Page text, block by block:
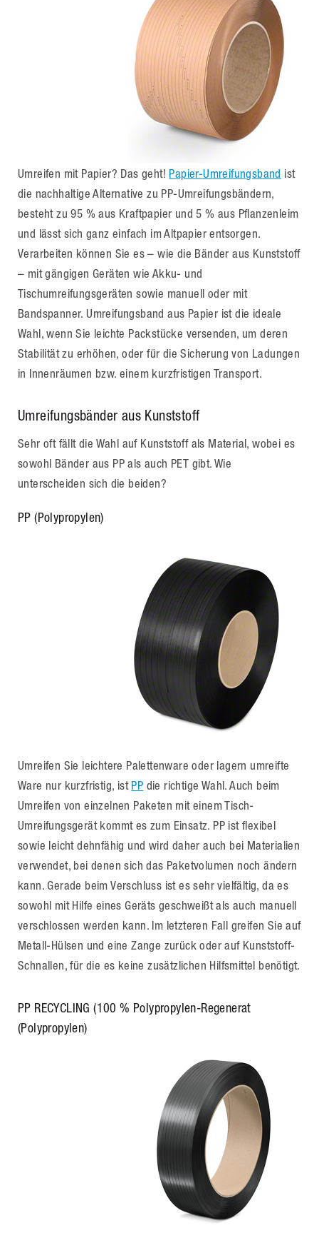
Umreifen mit Papier? Das geht! Papier-Umreifungsband ist
die nachhaltige Alternative zu PP-Umreifungsbändern,
besteht zu 95 % aus Kraftpapier und 5 % aus Pflanzenleim
und lässt sich ganz einfach im Altpapier entsorgen.
Verarbeiten können Sie es – wie die Bänder aus Kunststoff
– mit gängigen Geräten wie Akku- und
Tischumreifungsgeräten sowie manuell oder mit
Bandspanner. Umreifungsband aus Papier ist die ideale
Wahl, wenn Sie leichte Packstücke versenden, um deren
Stabilität zu erhöhen, oder für die Sicherung von Ladungen
in Innenräumen bzw. einem kurzfristigen Transport.
Umreifungsbänder aus Kunststoff
Sehr oft fällt die Wahl auf Kunststoff als Material, wobei es
sowohl Bänder aus PP als auch PET gibt. Wie
unterscheiden sich die beiden?
PP (Polypropylen)
Umreifen Sie leichtere Palettenware oder lagern umreifte
Ware nur kurzfristig, ist PP die richtige Wahl. Auch beim
Umreifen von einzelnen Paketen mit einem Tisch-
Umreifungsgerät kommt es zum Einsatz. PP ist flexibel
sowie leicht dehnfähig und wird daher auch bei Materialien
verwendet, bei denen sich das Paketvolumen noch ändern
kann. Gerade beim Verschluss ist es sehr vielfältig, da es
sowohl mit Hilfe eines Geräts geschweißt als auch manuell
verschlossen werden kann. Im letzteren Fall greifen Sie auf
Metall-Hülsen und eine Zange zurück oder auf Kunststoff-
Schnallen, für die es keine zusätzlichen Hilfsmittel benötigt.
PP RECYCLING (100 % Polypropylen-Regenerat
(Polypropylen)